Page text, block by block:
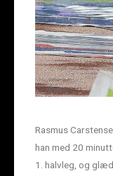
Rasmus
han med 20
1. halvleg, og